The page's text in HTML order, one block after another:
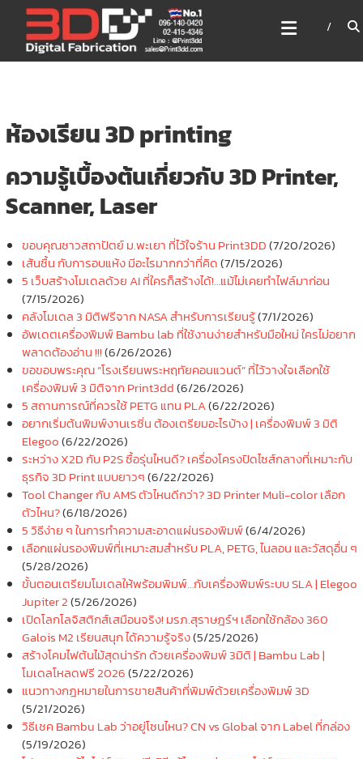
content
3DD DIGITAL FABRICATION
เครื่องพิมพ์3มิติ สแกนเนอร์
เลเซอร์
ห้องเรียน 3D printing
ความรู้เบื้องต้นเกี่ยวกับ 3D Printer,
Scanner, Laser
ขอบคุณชาวสถาปัตย์ ม.พะเยา ที่ไว้ใจร้าน Print3DD(7/20/2026)
เส้นชื้น กับการอบแห้ง มีอะไรมากกว่าที่คิด(7/15/2026)
5 เว็บสร้างโมเดลด้วย AI ที่ใครก็สร้างได้!…แม้ไม่เคยทำไฟล์มาก่อน
(7/15/2026)
คลังโมเดล 3 มิติฟรีจาก NASA สำหรับการเรียนรู้(7/1/2026)
อัพเดตเครื่องพิมพ์ Bambu lab ที่ใช้งานง่ายสำหรับมือใหม่ ใครไม่อยาก
พลาดต้องอ่าน !!!(6/26/2026)
ขอขอบพระคุณ “โรงเรียนพระหฤทัยคอนแวนต์” ที่ไว้วางใจเลือกใช้
เครื่องพิมพ์ 3 มิติจาก Print3dd(6/26/2026)
5 สถานการณ์ที่ควรใช้ PETG แทน PLA(6/22/2026)
อยากเริ่มต้นพิมพ์งานเรซิ่น ต้องเตรียมอะไรบ้าง | เครื่องพิมพ์ 3 มิติ
Elegoo(6/22/2026)
ระหว่าง X2D กับ P2S ซื้อรุ่นไหนดี? เครื่องโครงปิดไซส์กลางที่เหมาะกับ
ธุรกิจ 3D Print แบบยาวๆ(6/22/2026)
Tool Changer กับ AMS ตัวไหนดีกว่า? 3D Printer Muli-color เลือก
ตัวไหน?(6/18/2026)
5 วิธีง่าย ๆ ในการทำความสะอาดแผ่นรองพิมพ์(6/4/2026)
เลือกแผ่นรองพิมพ์ที่เหมาะสมสำหรับ PLA, PETG, ไนลอน และวัสดุอื่น ๆ
(5/28/2026)
ขั้นตอนเตรียมโมเดลให้พร้อมพิมพ์…กับเครื่องพิมพ์ระบบ SLA | Elegoo
Jupiter 2(5/26/2026)
เปิดโลกโลจิสติกส์เสมือนจริง! มรภ.สุราษฎร์ฯ เลือกใช้กล้อง 360
Galois M2 เรียนสนุก ได้ความรู้จริง(5/25/2026)
สร้างโคมไฟต้นไม้สุดน่ารัก ด้วยเครื่องพิมพ์ 3มิติ | Bambu Lab |
โมเดลโหลดฟรี 2026(5/22/2026)
แนวทางกฎหมายในการขายสินค้าที่พิมพ์ด้วยเครื่องพิมพ์ 3D
(5/21/2026)
วิธีเชค Bambu Lab ว่าอยู่โซนไหน? CN vs Global จาก Label ที่กล่อง
(5/19/2026)